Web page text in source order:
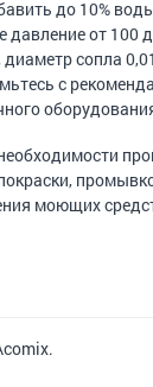
до 10%
от 100
диаметр сопла
с
моющих